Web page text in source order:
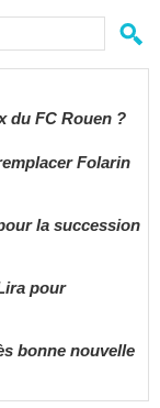
du FC Rouen ?
Folarin
la succession
pour
bonne nouvelle